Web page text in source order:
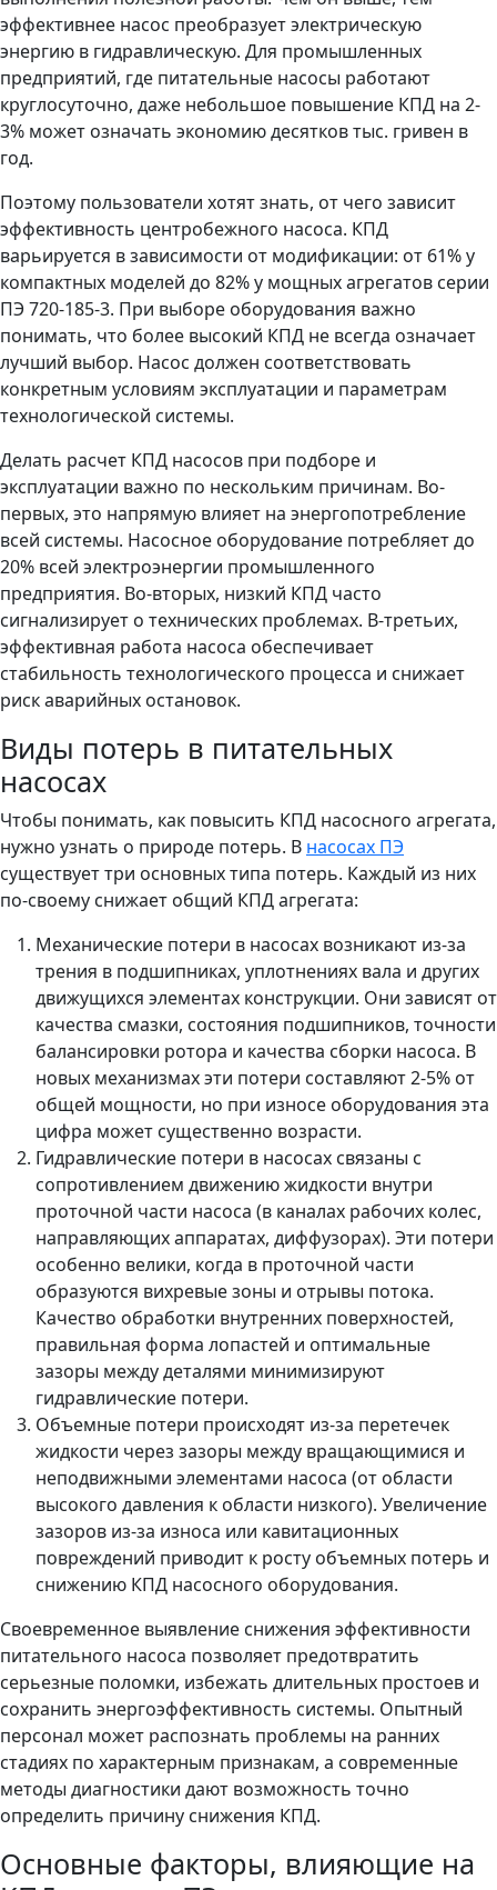
эффективнее насос преобразует электрическую
энергию в гидравлическую. Для промышленных
предприятий, где питательные насосы работают
круглосуточно, даже небольшое повышение КПД на 2-
3% может означать экономию десятков тыс. гривен в
год.
Поэтому пользователи хотят знать, от чего зависит
эффективность центробежного насоса. КПД
варьируется в зависимости от модификации: от 61% у
компактных моделей до 82% у мощных агрегатов серии
ПЭ 720-185-3. При выборе оборудования важно
понимать, что более высокий КПД не всегда означает
лучший выбор. Насос должен соответствовать
конкретным условиям эксплуатации и параметрам
технологической системы.
Делать расчет КПД насосов при подборе и
эксплуатации важно по нескольким причинам. Во-
первых, это напрямую влияет на энергопотребление
всей системы. Насосное оборудование потребляет до
20% всей электроэнергии промышленного
предприятия. Во-вторых, низкий КПД часто
сигнализирует о технических проблемах. В-третьих,
эффективная работа насоса обеспечивает
стабильность технологического процесса и снижает
риск аварийных остановок.
Виды потерь в питательных
насосах
Чтобы понимать, как повысить КПД насосного агрегата,
нужно узнать о природе потерь. В насосах ПЭ
существует три основных типа потерь. Каждый из них
по-своему снижает общий КПД агрегата:
Механические потери в насосах возникают из-за
трения в подшипниках, уплотнениях вала и других
движущихся элементах конструкции. Они зависят от
качества смазки, состояния подшипников, точности
балансировки ротора и качества сборки насоса. В
новых механизмах эти потери составляют 2-5% от
общей мощности, но при износе оборудования эта
цифра может существенно возрасти.
Гидравлические потери в насосах связаны с
сопротивлением движению жидкости внутри
проточной части насоса (в каналах рабочих колес,
направляющих аппаратах, диффузорах). Эти потери
особенно велики, когда в проточной части
образуются вихревые зоны и отрывы потока.
Качество обработки внутренних поверхностей,
правильная форма лопастей и оптимальные
зазоры между деталями минимизируют
гидравлические потери.
Объемные потери происходят из-за перетечек
жидкости через зазоры между вращающимися и
неподвижными элементами насоса (от области
высокого давления к области низкого). Увеличение
зазоров из-за износа или кавитационных
повреждений приводит к росту объемных потерь и
снижению КПД насосного оборудования.
Своевременное выявление снижения эффективности
питательного насоса позволяет предотвратить
серьезные поломки, избежать длительных простоев и
сохранить энергоэффективность системы. Опытный
персонал может распознать проблемы на ранних
стадиях по характерным признакам, а современные
методы диагностики дают возможность точно
определить причину снижения КПД.
Основные факторы, влияющие на